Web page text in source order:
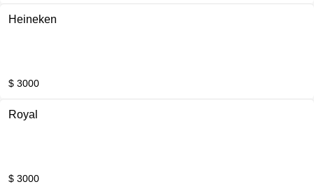
Heineken
$ 3000
Royal
$ 3000